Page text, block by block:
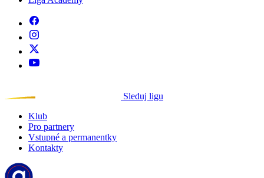
Sleduj ligu
Klub
Pro partnery
Vstupné a permanentky
Kontakty